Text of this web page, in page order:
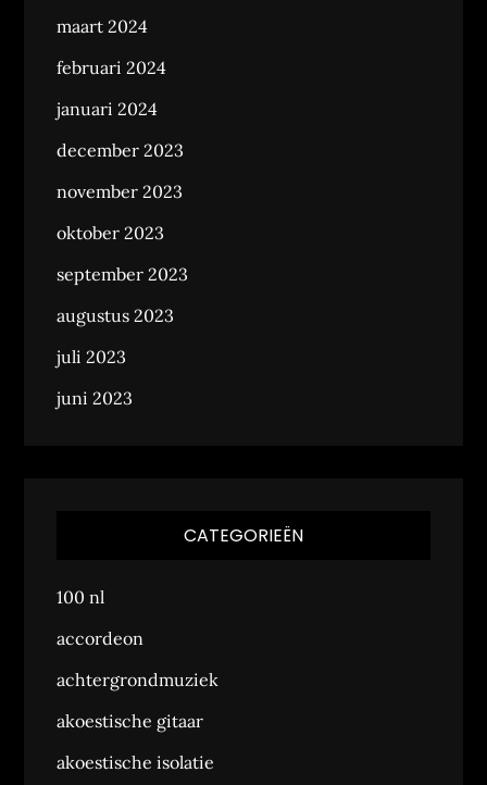
maart 2024
februari 2024
januari 2024
december 2023
november 2023
oktober 2023
september 2023
augustus 2023
juli 2023
juni 2023
CATEGORIEËN
100 nl
accordeon
achtergrondmuziek
akoestische gitaar
akoestische isolatie